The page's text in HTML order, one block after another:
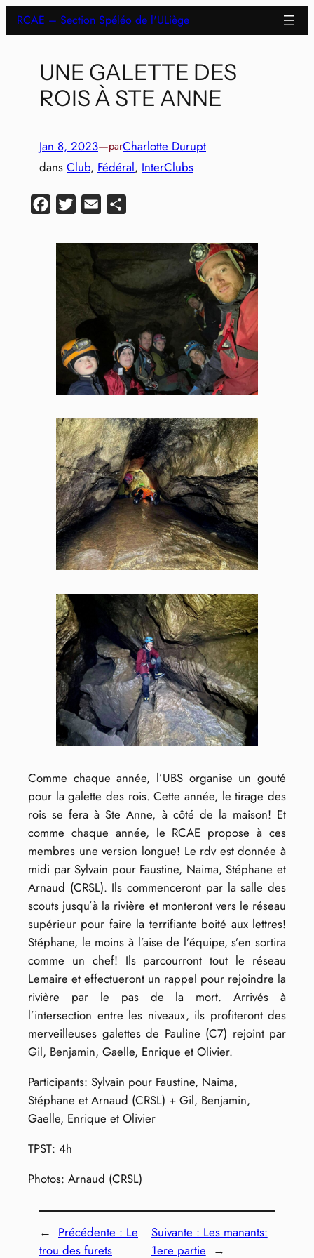
Aller
au
RCAE – Section Spéléo de l'ULiège
UNE GALETTE DES
ROIS À STE ANNE
Jan 8, 2023—parCharlotte Durupt
dans Club, Fédéral, InterClubs
Facebook
Twitter Email
Comme chaque année, l’UBS organise un gouté
pour la galette des rois. Cette année, le tirage des
rois se fera à Ste Anne, à côté de la maison! Et
comme chaque année, le RCAE propose à ces
membres une version longue! Le rdv est donnée à
midi par Sylvain pour Faustine, Naima, Stéphane et
Arnaud (CRSL). Ils commenceront par la salle des
scouts jusqu’à la rivière et monteront vers le réseau
supérieur pour faire la terrifiante boité aux lettres!
Stéphane, le moins à l’aise de l’équipe, s’en sortira
comme un chef! Ils parcourront tout le réseau
Lemaire et effectueront un rappel pour rejoindre la
rivière par le pas de la mort. Arrivés à
l’intersection entre les niveaux, ils profiteront des
merveilleuses galettes de Pauline (C7) rejoint par
Gil, Benjamin, Gaelle, Enrique et Olivier.
Participants: Sylvain pour Faustine, Naima,
Stéphane et Arnaud (CRSL) + Gil, Benjamin,
Gaelle, Enrique et Olivier
TPST: 4h
Photos: Arnaud (CRSL)
← Précédente : Le
trou des furets
Suivante : Les manants:
1ere partie →